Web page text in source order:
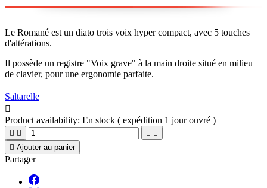
Le Romané est un diato trois voix hyper compact, avec 5 touches
d'altérations.
Il possède un registre "Voix grave" à la main droite situé en milieu
de clavier, pour une ergonomie parfaite.
Saltarelle

Product availability: En stock ( expédition 1 jour ouvré )
   
 Ajouter au panier
Partager